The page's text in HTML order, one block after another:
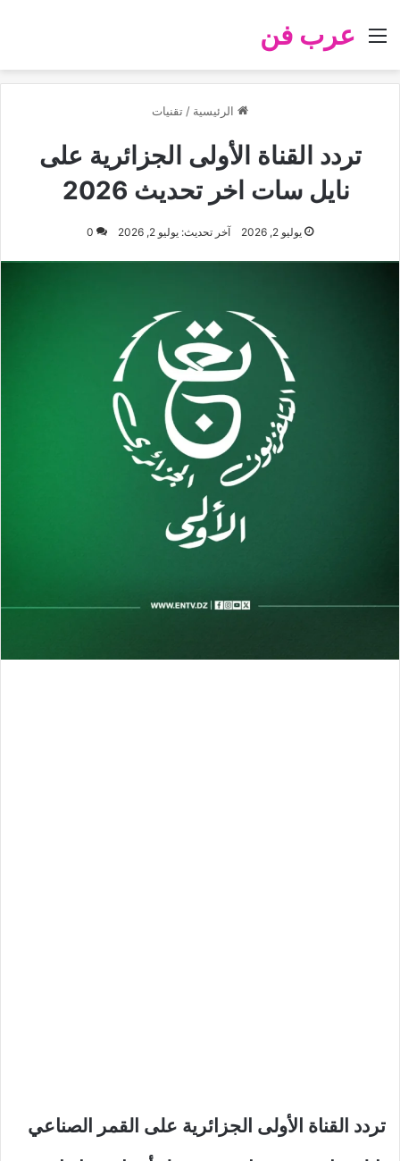
عرب فن
القائمة
الرئيسية / تقنيات
تردد القناة الأولى الجزائرية على
نايل سات اخر تحديث 2026
يوليو 2, 2026 آخر تحديث: يوليو 2, 2026 0
تردد القناة الأولى الجزائرية على القمر الصناعي